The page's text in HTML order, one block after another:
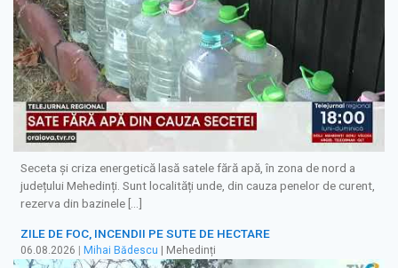
Seceta și criza energetică lasă satele fără apă, în zona de nord a
județului Mehedinți. Sunt localități unde, din cauza penelor de curent,
rezerva din bazinele […]
ZILE DE FOC, INCENDII PE SUTE DE HECTARE
06.08.2026 Mihai Bădescu | Mehedinți